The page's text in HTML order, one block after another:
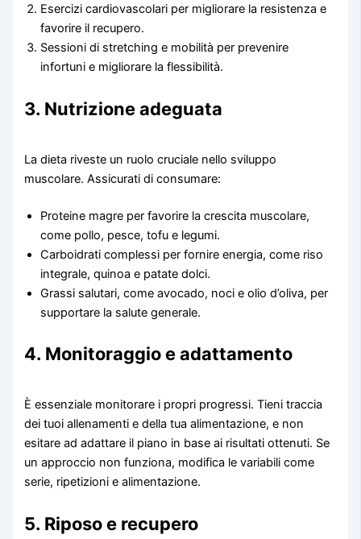
Esercizi cardiovascolari per migliorare la resistenza e
favorire il recupero.
Sessioni di stretching e mobilità per prevenire
infortuni e migliorare la flessibilità.
3. Nutrizione adeguata
La dieta riveste un ruolo cruciale nello sviluppo
muscolare. Assicurati di consumare:
Proteine magre per favorire la crescita muscolare,
come pollo, pesce, tofu e legumi.
Carboidrati complessi per fornire energia, come riso
integrale, quinoa e patate dolci.
Grassi salutari, come avocado, noci e olio d’oliva, per
supportare la salute generale.
4. Monitoraggio e adattamento
È essenziale monitorare i propri progressi. Tieni traccia
dei tuoi allenamenti e della tua alimentazione, e non
esitare ad adattare il piano in base ai risultati ottenuti. Se
un approccio non funziona, modifica le variabili come
serie, ripetizioni e alimentazione.
5. Riposo e recupero